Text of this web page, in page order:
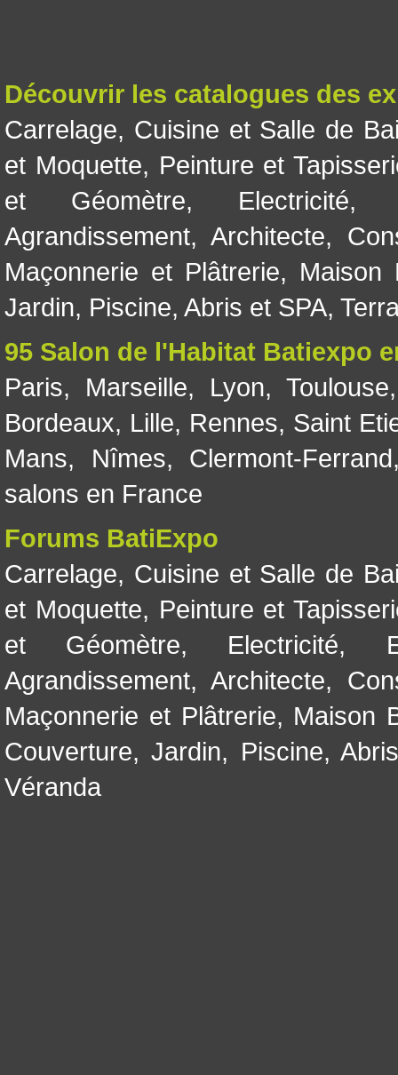
Découvrir les catalogues des
Carrelage, Cuisine et Salle de
et Moquette, Peinture et
et Géomètre, Electricité
Agrandissement, Architecte,
Maçonnerie et Plâtrerie, Maison
Jardin, Piscine, Abris et SPA,
95 Salon de l'Habitat Batiexpo
Paris, Marseille, Lyon, Toulouse
Bordeaux, Lille, Rennes, Saint
Mans, Nîmes, Clermont-Ferrand
salons en France
Forums BatiExpo
Carrelage, Cuisine et Salle de
et Moquette, Peinture et
et Géomètre, Electricité,
Agrandissement, Architecte,
Maçonnerie et Plâtrerie, Maison
Couverture,Jardin, Piscine,
Véranda